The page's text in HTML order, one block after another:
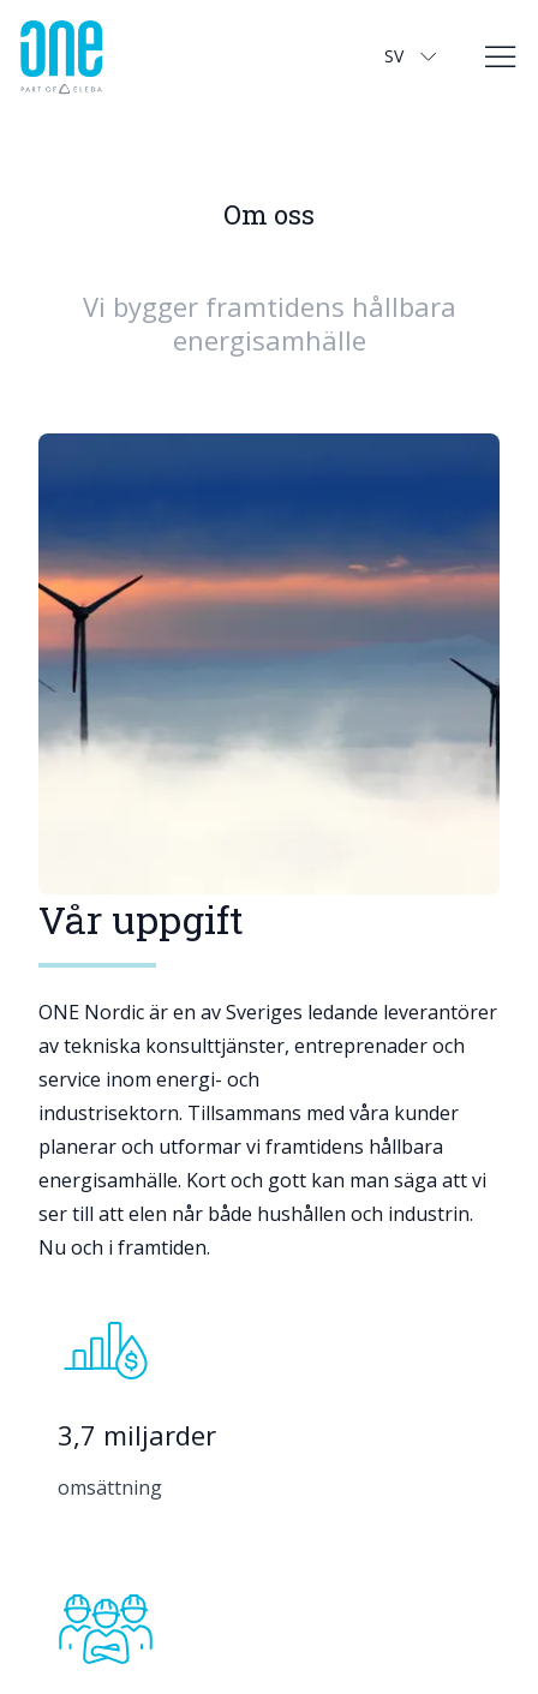
SV
Om oss
Vi bygger framtidens hållbara
energisamhälle
Vår uppgift
ONE Nordic är en av Sveriges ledande leverantörer
av tekniska konsulttjänster, entreprenader och
service inom energi- och
industrisektorn. Tillsammans med våra kunder
planerar och utformar vi framtidens hållbara
energisamhälle. Kort och gott kan man säga att vi
ser till att elen når både hushållen och industrin.
Nu och i framtiden.
3,7 miljarder
omsättning